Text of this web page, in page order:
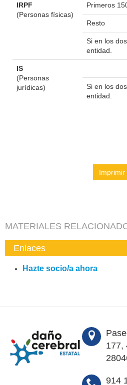
IRPF
(Personas físicas)
Primeros
Resto
Si en los
entidad.
IS
(Personas
jurídicas)
Si en los
entidad.
Imprimir
MATERIALES
Enlaces
Hazte socio/a ahora
177,
914